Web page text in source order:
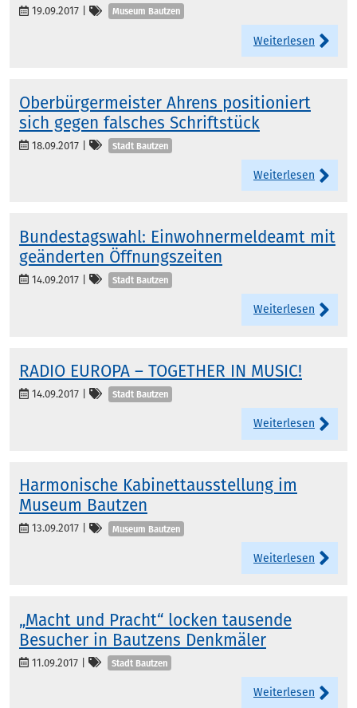
19.09.2017 Kategorien
Museum Bautzen
Weiterlesen
Oberbürgermeister Ahrens positioniert
sich gegen falsches Schriftstück
18.09.2017 Kategorien
Stadt Bautzen
Weiterlesen
Bundestagswahl: Einwohnermeldeamt mit
geänderten Öffnungszeiten
14.09.2017 Kategorien
Stadt Bautzen
Weiterlesen
RADIO EUROPA – TOGETHER IN MUSIC!
14.09.2017 Kategorien
Stadt Bautzen
Weiterlesen
Harmonische Kabinettausstellung im
Museum Bautzen
13.09.2017 Kategorien
Museum Bautzen
Weiterlesen
„Macht und Pracht“ locken tausende
Besucher in Bautzens Denkmäler
11.09.2017 Kategorien
Stadt Bautzen
Weiterlesen